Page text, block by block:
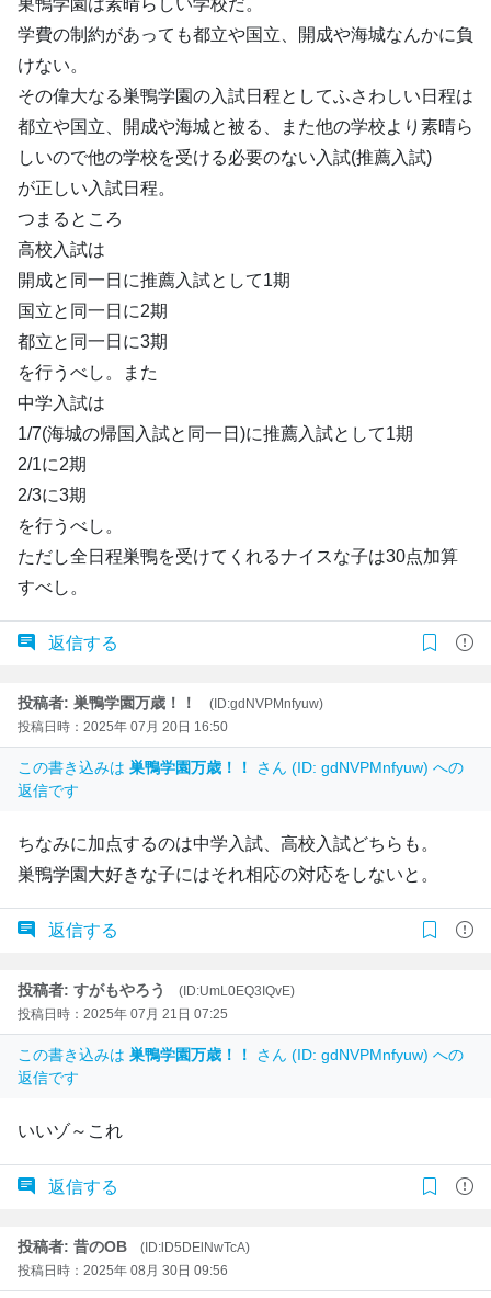
学費の制約があっても都立や国立、開成や海城なんかに負
けない。
その偉大なる巣鴨学園の入試日程としてふさわしい日程は
都立や国立、開成や海城と被る、また他の学校より素晴ら
しいので他の学校を受ける必要のない入試(推薦入試)
が正しい入試日程。
つまるところ
高校入試は
開成と同一日に推薦入試として1期
国立と同一日に2期
都立と同一日に3期
を行うべし。また
中学入試は
1/7(海城の帰国入試と同一日)に推薦入試として1期
2/1に2期
2/3に3期
を行うべし。
ただし全日程巣鴨を受けてくれるナイスな子は30点加算
すべし。
返信する
投稿者: 巣鴨学園万歳！！
(ID:gdNVPMnfyuw)
投稿日時：2025年 07月 20日 16:50
この書き込みは 巣鴨学園万歳！！
さん (ID: gdNVPMnfyuw) への
返信です
ちなみに加点するのは中学入試、高校入試どちらも。
巣鴨学園大好きな子にはそれ相応の対応をしないと。
返信する
投稿者: すがもやろう
(ID:UmL0EQ3IQvE)
投稿日時：2025年 07月 21日 07:25
この書き込みは 巣鴨学園万歳！！
さん (ID: gdNVPMnfyuw) への
返信です
いいゾ～これ
返信する
投稿者: 昔のOB
(ID:lD5DElNwTcA)
投稿日時：2025年 08月 30日 09:56